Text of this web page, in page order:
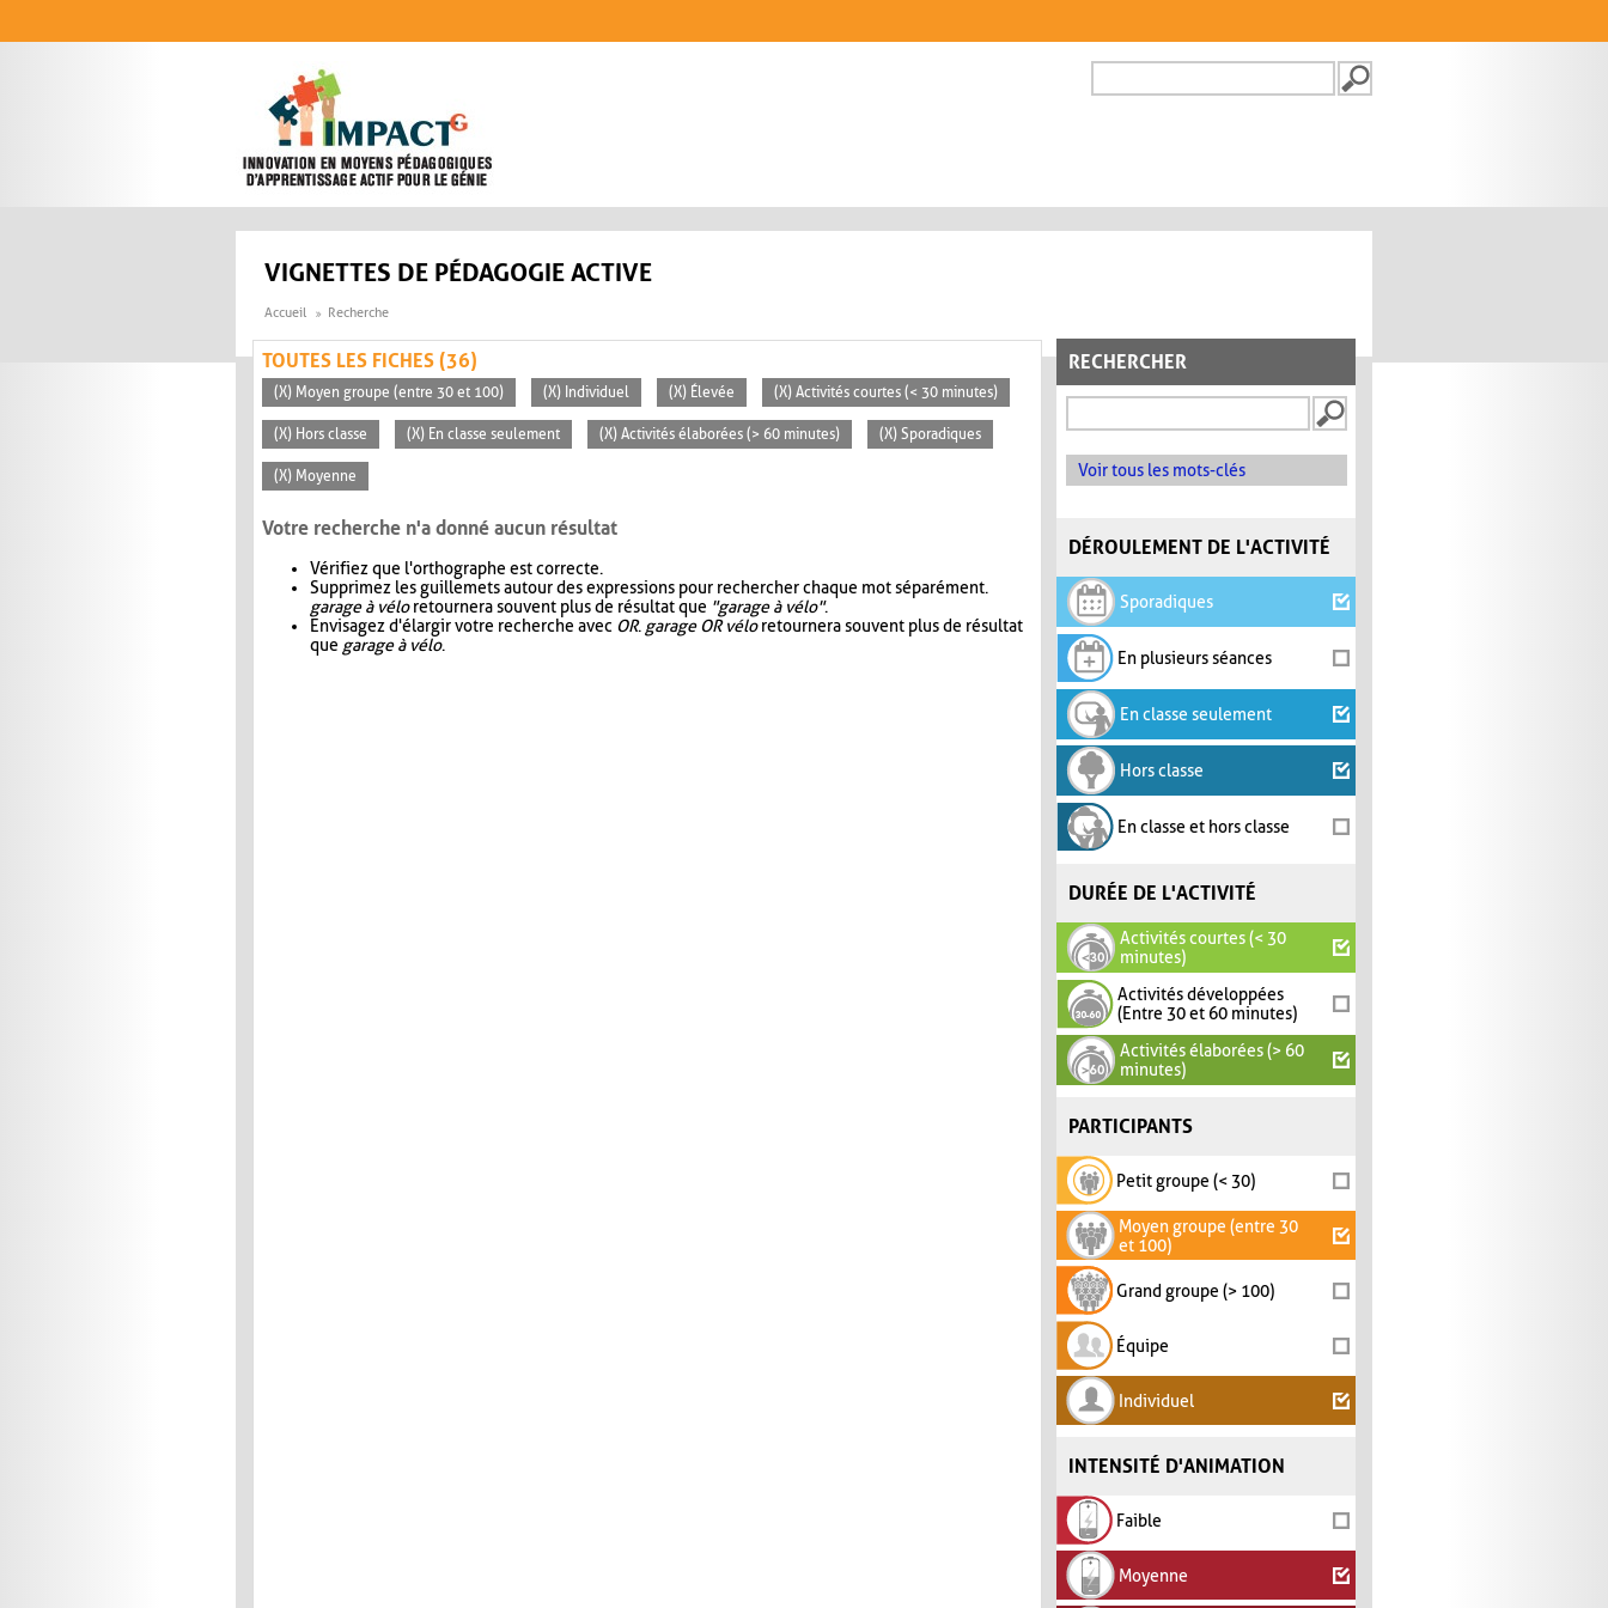
FORMULAIRE DE
VIGNETTES DE PÉDAGOGIE ACTIVE
Accueil Recherche
RECHERCHER
Voir tous les mots-clés
DÉROULEMENT DE L'ACTIVITÉ
Sporadiques
En plusieurs séances
En classe seulement
Hors classe
En classe et hors classe
DURÉE DE L'ACTIVITÉ
Activités courtes (< 30
minutes)
Activités développées
(Entre 30 et 60 minutes)
Activités élaborées (> 60
minutes)
PARTICIPANTS
Petit groupe (< 30)
Moyen groupe (entre 30
et 100)
Grand groupe (> 100)
Équipe
Individuel
INTENSITÉ D'ANIMATION
Faible
Moyenne
TOUTES LES FICHES (36)
(X) Moyen groupe (entre 30 et 100) (X) Individuel (X) Élevée (X) Activités courtes (< 30 minutes)
(X) Hors classe (X) En classe seulement (X) Activités élaborées (> 60 minutes) (X) Sporadiques
(X) Moyenne
Votre recherche n'a donné aucun résultat
Vérifiez que l'orthographe est correcte.
Supprimez les guillemets autour des expressions pour rechercher chaque mot séparément.
garage à véloretournera souvent plus de résultat que "garage à vélo".
Envisagez d'élargir votre recherche avec OR. garage OR véloretournera souvent plus de résultat
que garage à vélo.